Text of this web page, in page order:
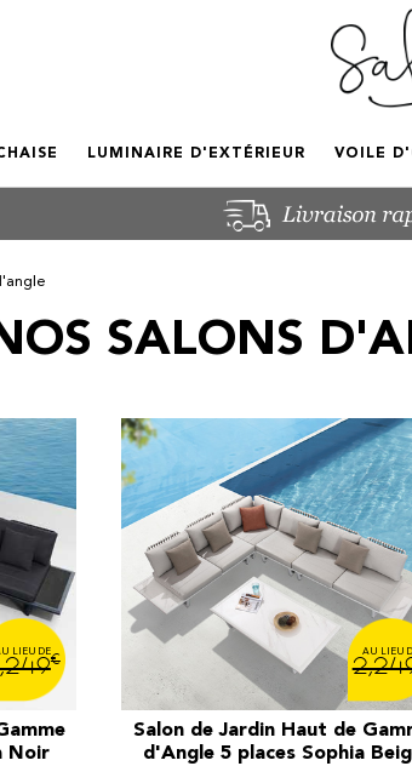
LUMINAIRE D'EXTÉRIEUR VOILE
SALONS
€
Noir
Salon de Jardin Haut de
d'Angle 5 places Sophia